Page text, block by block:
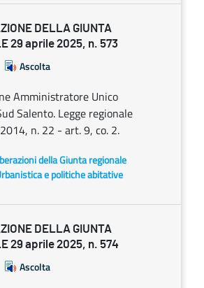
DELLA GIUNTA
29 aprile 2025, n. 573
Ascolta
Amministratore Unico
Salento. Legge regionale
n. 22 - art. 9, co. 2.
della Giunta regionale
e politiche abitative
DELLA GIUNTA
29 aprile 2025, n. 574
Ascolta